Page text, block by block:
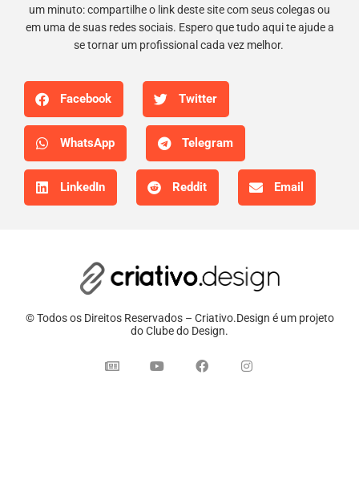
um minuto: compartilhe o link deste site com seus colegas ou
em uma de suas redes sociais. Espero que tudo aqui te ajude a
se tornar um profissional cada vez melhor.
Facebook Twitter
WhatsApp Telegram
LinkedIn Reddit Email
© Todos os Direitos Reservados – Criativo.Design é um projeto
do Clube do Design.